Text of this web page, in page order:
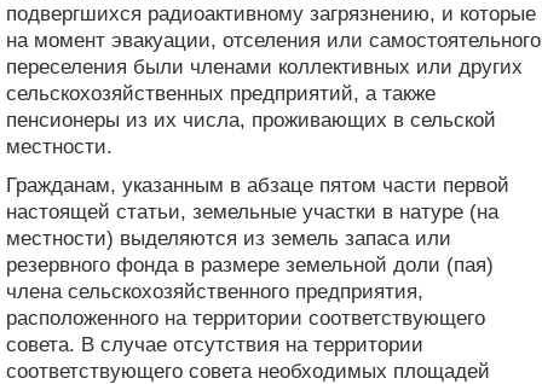
подвергшихся радиоактивному загрязнению, и которые
на момент эвакуации, отселения или самостоятельного
переселения были членами коллективных или других
сельскохозяйственных предприятий, а также
пенсионеры из их числа, проживающих в сельской
местности.
Гражданам, указанным в абзаце пятом части первой
настоящей статьи, земельные участки в натуре (на
местности) выделяются из земель запаса или
резервного фонда в размере земельной доли (пая)
члена сельскохозяйственного предприятия,
расположенного на территории соответствующего
совета. В случае отсутствия на территории
соответствующего совета необходимых площадей